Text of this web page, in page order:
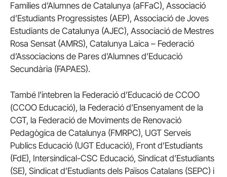
Famílies d’Alumnes de Catalunya (aFFaC), Associació
d’Estudiants Progressistes (AEP), Associació de Joves
Estudiants de Catalunya (AJEC), Associació de Mestres
Rosa Sensat (AMRS), Catalunya Laica – Federació
d’Associacions de Pares d’Alumnes d’Educació
Secundària (FAPAES).
També l’intebren la Federació d’Educació de CCOO
(CCOO Educació), la Federació d’Ensenyament de la
CGT, la Federació de Moviments de Renovació
Pedagògica de Catalunya (FMRPC), UGT Serveis
Publics Educació (UGT Educació), Front d’Estudiants
(FdE), Intersindical-CSC Educació, Sindicat d’Estudiants
(SE), Sindicat d’Estudiants dels Països Catalans (SEPC) i